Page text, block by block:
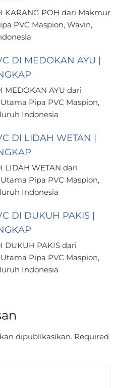
KARANG POH dari Makmur
PVC Maspion, Wavin,
DI MEDOKAN AYU |
MEDOKAN AYU dari
Pipa PVC Maspion,
Indonesia
DI LIDAH WETAN |
LIDAH WETAN dari
Pipa PVC Maspion,
Indonesia
DI DUKUH PAKIS |
DUKUH PAKIS dari
Pipa PVC Maspion,
Indonesia
dipublikasikan. Required